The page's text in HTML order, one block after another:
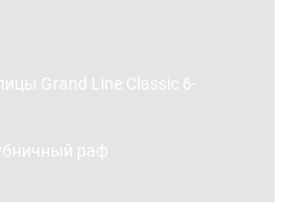
Grand Line Classic 6-
раф